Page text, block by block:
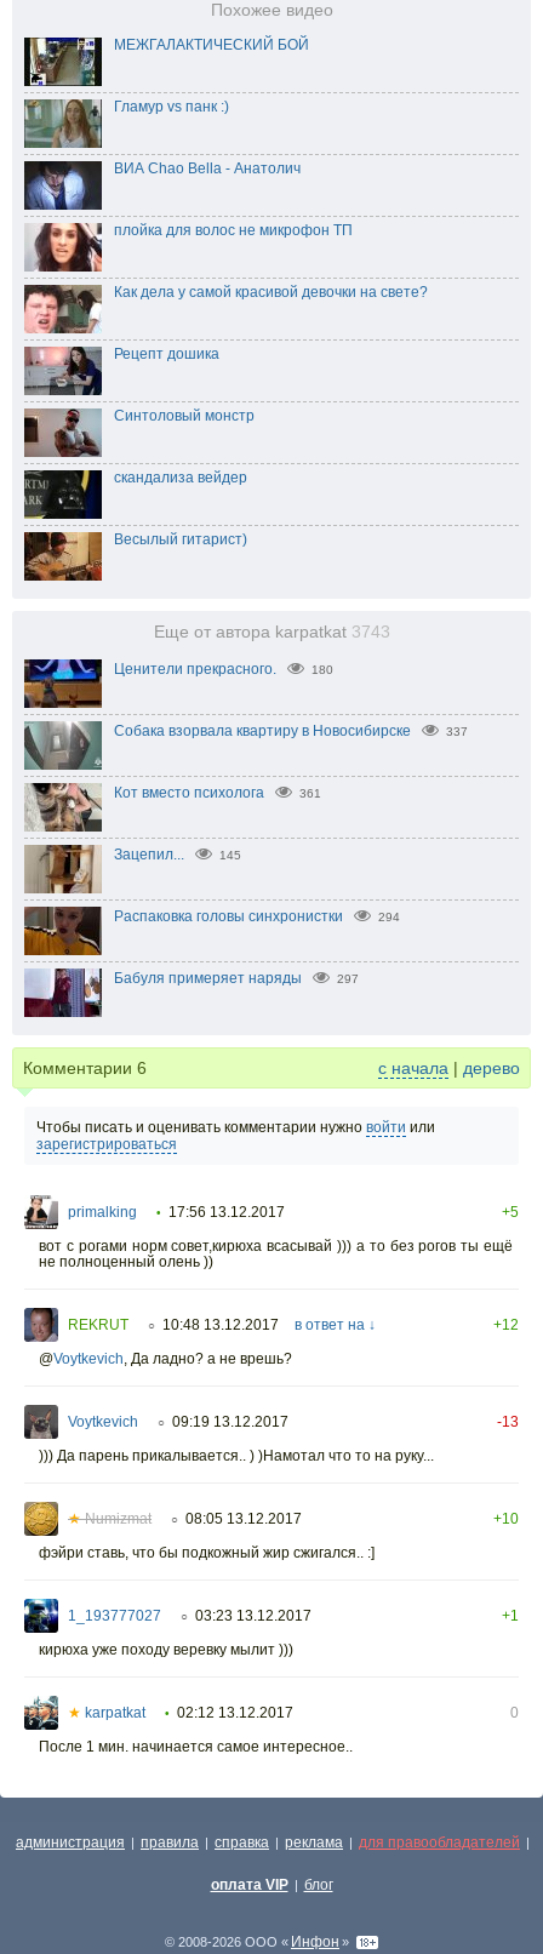
Похожее видео
МЕЖГАЛАКТИЧЕСКИЙ БОЙ
Гламур vs панк :)
ВИА Chao Bella - Анатолич
плойка для волос не микрофон ТП
Как дела у самой красивой девочки на свете?
Рецепт дошика
Синтоловый монстр
скандализа вейдер
Весылый гитарист)
Еще от автора karpatkat 3743
Ценители прекрасного. 180
Собака взорвала квартиру в Новосибирске 337
Кот вместо психолога 361
Зацепил... 145
Распаковка головы синхронистки 294
Бабуля примеряет наряды 297
Комментарии 6 с начала | дерево
Чтобы писать и оценивать комментарии нужно войти или
зарегистрироваться
primalking • 17:56 13.12.2017
+5
вот с рогами норм совет,кирюха всасывай ))) а то без рогов ты ещё
не полноценный олень ))
REKRUT ○ 10:48 13.12.2017 в ответ на ↓
+12
@Voytkevich, Да ладно? а не врешь?
Voytkevich ○ 09:19 13.12.2017
-13
))) Да парень прикалывается.. ) )Намотал что то на руку...
★Numizmat ○ 08:05 13.12.2017
+10
фэйри ставь, что бы подкожный жир сжигался.. :]
1_193777027 ○ 03:23 13.12.2017
+1
кирюха уже походу веревку мылит )))
★ karpatkat • 02:12 13.12.2017
0
После 1 мин. начинается самое интересное..
администрация | правила | справка | реклама | для правообладателей |
оплата VIP | блог
© 2008-2026 ООО « Инфон »